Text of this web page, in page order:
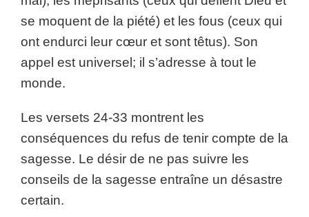
se moquent de la piété) et les fous (ceux qui
ont endurci leur cœur et sont têtus). Son
appel est universel; il s’adresse à tout le
monde.
Les versets 24-33 montrent les
conséquences du refus de tenir compte de la
sagesse. Le désir de ne pas suivre les
conseils de la sagesse entraîne un désastre
certain.